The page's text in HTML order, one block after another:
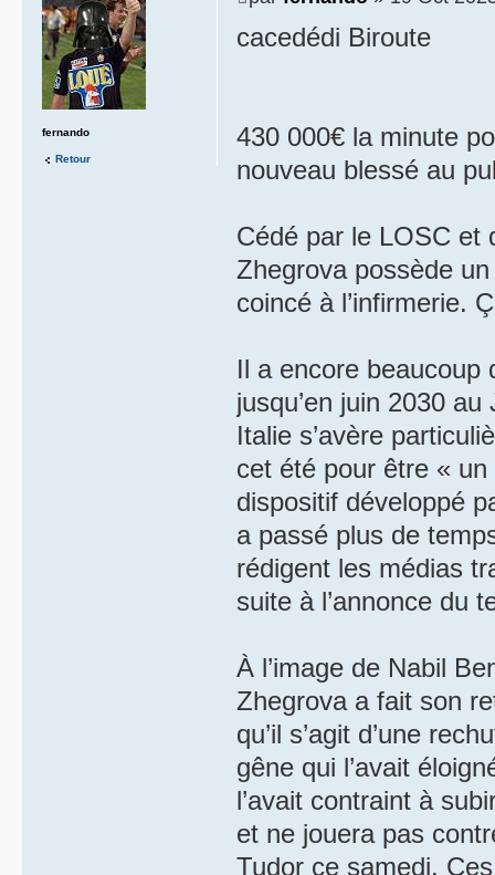
cacedédi Biroute
430 000€ la minute
nouveau blessé au
Cédé par le LOSC et
Zhegrova possède
coincé à l’infirmerie.
Il a encore beaucoup
jusqu’en juin 2030
Italie s’avère
cet été pour être «
dispositif développé
a passé plus de
rédigent les médias
suite à l’annonce du
À l’image de Nabil
Zhegrova a fait son
qu’il s’agit d’une
gêne qui l’avait
l’avait contraint à
et ne jouera pas
Tudor ce samedi.
fernando
Retour